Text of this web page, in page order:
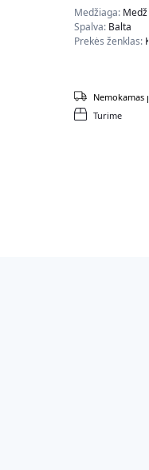
Medžiaga:
Spalva: Balta
Prekės ženklas:
Turime
Nemokamas